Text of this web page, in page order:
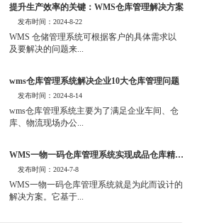
提升生产效率的关键：WMS仓库管理解决方案
发布时间：2024-8-22
WMS 仓储管理系统可根据客户的具体需求以
及要解决的问题来...
wms仓库管理系统解决企业10大仓库管理问题
发布时间：2024-8-14
wms仓库管理系统主要为了满足企业车间、仓
库、物流现场办公...
WMS一物一码仓库管理系统实现成品仓库精细化管理
发布时间：2024-7-8
WMS一物一码仓库管理系统就是为此而设计的
解决方案。它基于...